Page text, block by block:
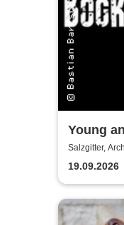
Young
Konzert
Salzgitter,
19.09.2026